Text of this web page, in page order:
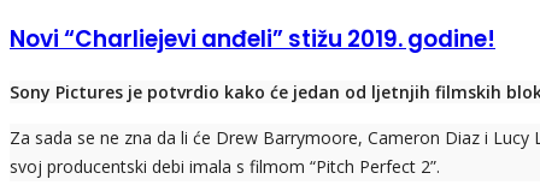
Novi “Charliejevi anđeli” stižu 2019. godine!
Sony Pictures je potvrdio kako će jedan od ljetnjih filmskih
Za sada se ne zna da li će Drew Barrymoore, Cameron Diaz i
svoj producentski debi imala s filmom “Pitch Perfect 2”.